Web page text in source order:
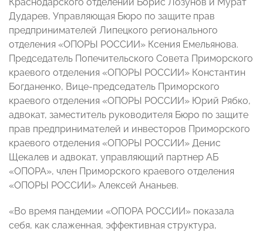
Дударев, Управляющая Бюро по защите прав
предпринимателей Липецкого регионального
отделения «ОПОРЫ РОССИИ» Ксения Емельянова.
Председатель Попечительского Совета Приморского
краевого отделения «ОПОРЫ РОССИИ» Константин
Богданенко, Вице-председатель Приморского
краевого отделения «ОПОРЫ РОССИИ» Юрий Рябко,
адвокат, заместитель руководителя Бюро по защите
прав предпринимателей и инвесторов Приморского
краевого отделения «ОПОРЫ РОССИИ» Денис
Щекалев и адвокат, управляющий партнер АБ
«ОПОРА», член Приморского краевого отделения
«ОПОРЫ РОССИИ» Алексей Ананьев.
«Во время пандемии «ОПОРА РОССИИ» показала
себя, как слаженная, эффективная структура,